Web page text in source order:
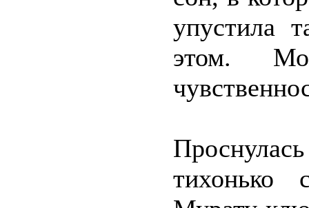
упустила
этом.
тихонько